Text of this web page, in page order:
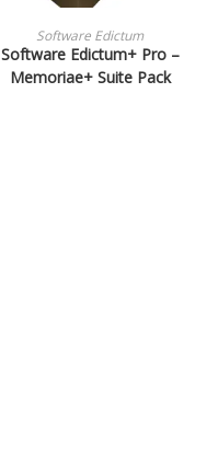
LEGGI TUTTO
Software Edictum
Software Edictum+ Pro –
Memoriae+ Suite Pack